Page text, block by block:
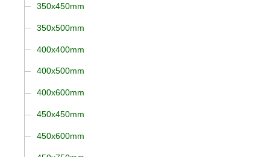
350x450mm
350x500mm
400x400mm
400x500mm
400x600mm
450x450mm
450x600mm